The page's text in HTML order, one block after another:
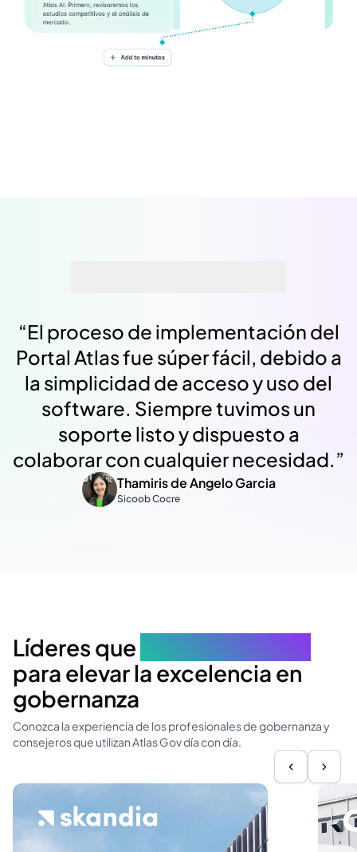
“El proceso de implementación del
Portal Atlas fue súper fácil, debido a
la simplicidad de acceso y uso del
software. Siempre tuvimos un
soporte listo y dispuesto a
colaborar con cualquier necesidad.”
Thamiris de Angelo Garcia
Sicoob Cocre
Líderes que
para elevar la excelencia en
gobernanza
Conozca la experiencia de los profesionales de gobernanza y
consejeros que utilizan Atlas Gov día con día.